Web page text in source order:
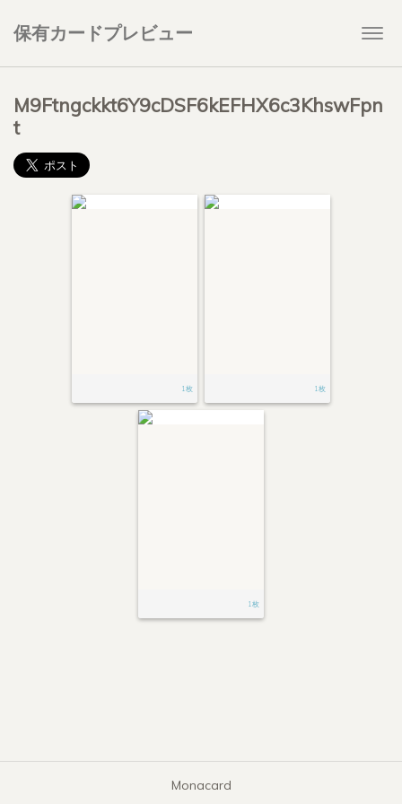
保有カードプレビュー
M9Ftngckkt6Y9cDSF6kEFHX6c3KhswFpn
t
1枚 1枚
1枚
Monacard